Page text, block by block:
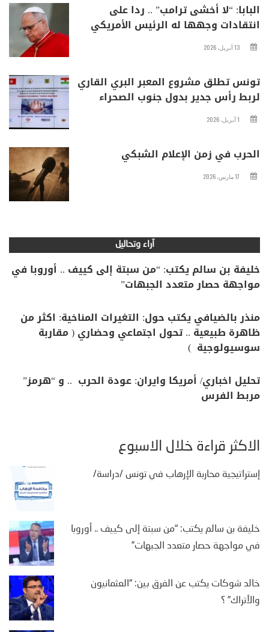
البابا: “لا أخشى ترامب” .. ردا على
انتقادات وجهها له الرئيس الأمريكي
13 أبريل، 2026
تونس تطلق مشروع المعبر البري القاري
لربط رأس جدير بدول جنوب الصحراء
1 أبريل، 2026
الحرب في زمن الإعلام الشبكي
17 مارس، 2026
آراء وتحاليل
خليفة بن سالم يكتب: “من سبتة إلى كييف .. أوروبا في
مواجهة حصار متعدد الجبهات”
منذر بالضيافي يكتب حول: التغيرات المناخية: اكثر من
ظاهرة طبيعية .. تحول اجتماعي وحضاري ( مقاربة
سوسيولوجية )
تحليل اخباري/ أمريكا وايران: عودة الحرب .. و “هرمز”
مربط الفرس
الأكثر قراءة خلال الأسبوع
إستراتيجية محاربة الإرهاب في تونس /دراسة/
خليفة بن سالم يكتب: “من سبتة إلى كييف .. أوروبا
في مواجهة حصار متعدد الجبهات”
خالد شوكات يكتب عن الفرق بين: “العثمانيون
والأتراك” ؟